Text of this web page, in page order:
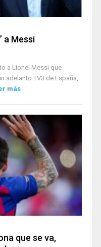
a Messi
a Lionel Messi que
adelanto TV3 de España,
más
que se va,